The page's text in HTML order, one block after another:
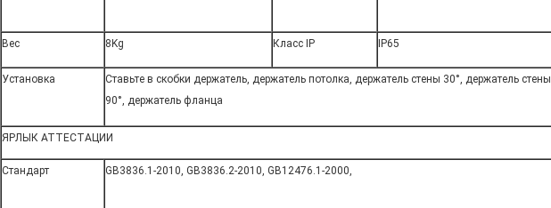
Вес 8Kg Класс IP IP65
Установка
Ставьте в скобки держатель, держатель потолка, держатель стены 30°, держатель стены
90°, держатель фланца
ЯРЛЫК АТТЕСТАЦИИ
Стандарт GB3836.1-2010, GB3836.2-2010, GB12476.1-2000,